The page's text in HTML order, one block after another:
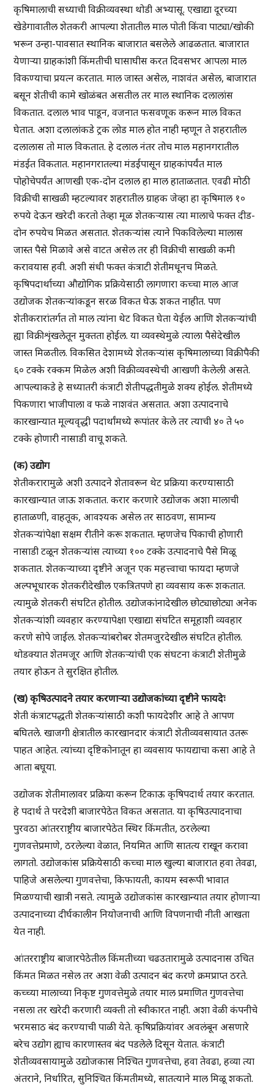
कृषिमालाची सध्याची विक्रीव्यवस्था थोडी अभ्यासू. एखाद्या दूरच्या
खेडेगावातील शेतकरी आपल्या शेतातील माल पोती किंवा पाट्या/खोकी
भरून उन्हा-पावसात स्थानिक बाजारात बसलेले आढळतात. बाजारात
येणाऱ्या ग्राहकांशी किंमतीची घासाघीस करत दिवसभर आपला माल
विकण्याचा प्रयत्न करतात. माल जास्त असेल, नाशवंत असेल, बाजारात
बसून शेतीची कामे खोळंबत असतील तर माल स्थानिक दलालांस
विकतात. दलाल भाव पाडून, वजनात फसवणूक करून माल विकत
घेतात. अशा दलालांकडे ट्रक लोड माल होत नाही म्हणून ते शहरातील
दलालास तो माल विकतात. हे दलाल नंतर तोच माल महानगरातील
मंडईत विकतात. महानगरातल्या मंडईपासून ग्राहकांपर्यंत माल
पोहोचेपर्यंत आणखी एक-दोन दलाल हा माल हाताळतात. एवढी मोठी
विक्रीची साखळी म्हटल्यावर शहरातील ग्राहक जेव्हा हा कृषिमाल १०
रुपये देऊन खरेदी करतो तेव्हा मूळ शेतकऱ्यास त्या मालाचे फक्त दीड-
दोन रुपयेच मिळत असतात. शेतकऱ्यांस त्याने पिकविलेल्या मालास
जास्त पैसे मिळावे असे वाटत असेल तर ही विक्रीची साखळी कमी
करावयास हवी. अशी संधी फक्त कंत्राटी शेतीमधूनच मिळते.
कृषिपदार्थाच्या औद्योगिक प्रक्रियेसाठी लागणारा कच्चा माल आज
उद्योजक शेतकऱ्यांकडून सरळ विकत घेऊ शकत नाहीत. पण
शेतीकरारांतर्गत तो माल त्यांना थेट विकत घेता येईल आणि शेतकऱ्यांची
ह्या विक्रीशृंखलेतून मुक्तता होईल. या व्यवस्थेमुळे त्याला पैसेदेखील
जास्त मिळतील. विकसित देशामध्ये शेतकऱ्यांस कृषिमालाच्या विक्रीपैकी
६० टक्के रक्कम मिळेल अशी विक्रीव्यवस्थेची आखणी केलेली असते.
आपल्याकडे हे सध्यातरी कंत्राटी शेतीपद्धतीमुळे शक्य होईल. शेतीमध्ये
पिकणारा भाजीपाला व फळे नाशवंत असतात. अशा उत्पादनाचे
कारखान्यात मूल्यवृद्धी पदार्थांमध्ये रूपांतर केले तर त्याची ४० ते ५०
टक्के होणारी नासाडी वाचू शकते.
(क) उद्योग
शेतीकरारामुळे अशी उत्पादने शेतावरून थेट प्रक्रिया करण्यासाठी
कारखान्यात जाऊ शकतात. करार करणारे उद्योजक अशा मालाची
हाताळणी, वाहतूक, आवश्यक असेल तर साठवण, सामान्य
शेतकऱ्यांपेक्षा सक्षम रीतीने करू शकतात. म्हणजेच पिकाची होणारी
नासाडी टळून शेतकऱ्यांस त्याच्या १०० टक्के उत्पादनाचे पैसे मिळू
शकतात. शेतकऱ्याच्या दृष्टीने अजून एक महत्त्वाचा फायदा म्हणजे
अल्पभूधारक शेतकरीदेखील एकत्रितपणे हा व्यवसाय करू शकतात.
त्यामुळे शेतकरी संघटित होतील. उद्योजकांनादेखील छोट्याछोट्या अनेक
शेतकऱ्यांशी व्यवहार करण्यापेक्षा एखाद्या संघटित समूहाशी व्यवहार
करणे सोपे जाईल. शेतकऱ्यांबरोबर शेतमजुरदेखील संघटित होतील.
थोडक्यात शेतमजूर आणि शेतकऱ्यांची एक संघटना कंत्राटी शेतीमुळे
तयार होऊन ते सुरक्षित होतील.
(ख) कृषिउत्पादने तयार करणाऱ्या उद्योजकांच्या दृष्टीने फायदेः
शेती कंत्राटपद्धती शेतकऱ्यांसाठी कशी फायदेशीर आहे ते आपण
बघितले. खाजगी क्षेत्रातील कारखानदार कंत्राटी शेतीव्यवसायात उतरू
पाहत आहेत. त्यांच्या दृष्टिकोनातून हा व्यवसाय फायद्याचा कसा आहे ते
आता बघूया.
उद्योजक शेतीमालावर प्रक्रिया करून टिकाऊ कृषिपदार्थ तयार करतात.
हे पदार्थ ते परदेशी बाजारपेठेत विकत असतात. या कृषिउत्पादनाचा
पुरवठा आंतरराष्ट्रीय बाजारपेठेत स्थिर किंमतीत, ठरलेल्या
गुणवत्तेप्रमाणे, ठरलेल्या वेळात, नियमित आणि सातत्य राखून करावा
लागतो. उद्योजकांस प्रक्रियेसाठी कच्चा माल खुल्या बाजारात हवा तेवढा,
पाहिजे असलेल्या गुणवत्तेचा, किफायती, कायम स्वरूपी भावात
मिळण्याची खात्री नसते. त्यामुळे उद्योजकांस कारखान्यात तयार होणाऱ्या
उत्पादनाच्या दीर्घकालीन नियोजनाची आणि विपणनाची नीती आखता
येत नाही.
आंतरराष्ट्रीय बाजारपेठेतील किंमतीच्या चढउतारामुळे उत्पादनास उचित
किंमत मिळत नसेल तर अशा वेळी उत्पादन बंद करणे क्रमप्राप्त ठरते.
कच्च्या मालाच्या निकृष्ट गुणवत्तेमुळे तयार माल प्रमाणित गुणवत्तेचा
नसला तर खरेदी करणारी व्यक्ती तो स्वीकारत नाही. अशा वेळी कंपनीचे
भरमसाठ बंद करण्याची पाळी येते. कृषिप्रक्रियांवर अवलंबून असणारे
बरेच उद्योग ह्याच कारणास्तव बंद पडलेले दिसून येतात. कंत्राटी
शेतीव्यवसायामुळे उद्योजकास निश्चित गुणवत्तेचा, हवा तेवढा, हव्या त्या
अंतराने, निर्धारित, सुनिश्चित किंमतीमध्ये, सातत्याने माल मिळू शकतो.